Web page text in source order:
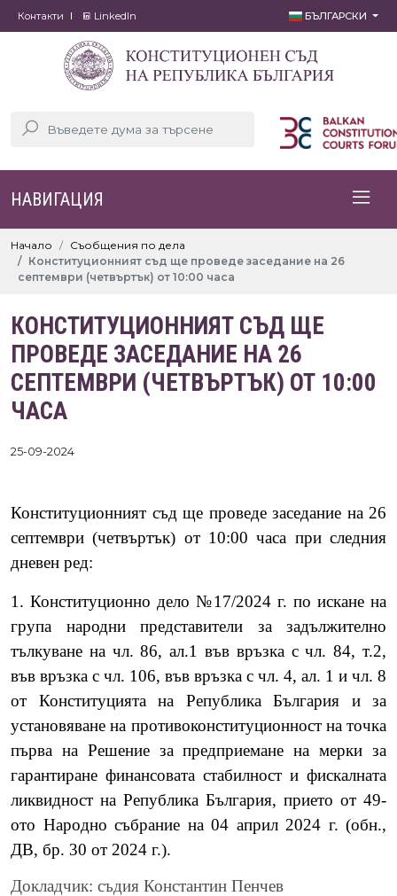
Контакти LinkedIn БЪЛГАРСКИ
НАВИГАЦИЯ
Начало
Съобщения по дела
Конституционният съд ще проведе заседание на 26
септември (четвъртък) от 10:00 часа
КОНСТИТУЦИОННИЯТ СЪД ЩЕ
ПРОВЕДЕ ЗАСЕДАНИЕ НА 26
СЕПТЕМВРИ (ЧЕТВЪРТЪК) ОТ 10:00
ЧАСА
25-09-2024
Конституционният съд ще проведе заседание на 26
септември (четвъртък) от 10:00 часа при следния
дневен ред:
1. Конституционно дело №17/2024 г. по искане на
група народни представители за задължително
тълкуване на чл. 86, ал.1 във връзка с чл. 84, т.2,
във връзка с чл. 106, във връзка с чл. 4, ал. 1 и чл. 8
от Конституцията на Република България и за
установяване на противоконституционност на точка
първа на Решение за предприемане на мерки за
гарантиране финансовата стабилност и фискалната
ликвидност на Република България, прието от 49-
oтo Hapoднo cъбpaниe нa 04 април 2024 г. (обн.,
ДВ, бр. 30 от 2024 г.).
Докладчик: съдия Константин Пенчев